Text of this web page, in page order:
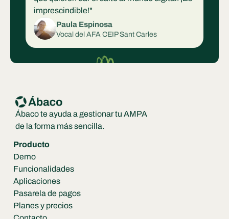
imprescindible!"
Paula Espinosa
Vocal del AFA CEIP Sant Carles
Ábaco te ayuda a gestionar tu AMPA
de la forma más sencilla.
Producto
Demo
Funcionalidades
Aplicaciones
Pasarela de pagos
Planes y precios